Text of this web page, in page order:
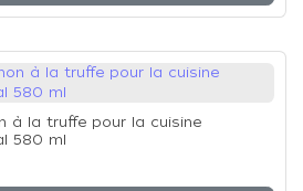
à la truffe pour la cuisine
580 ml